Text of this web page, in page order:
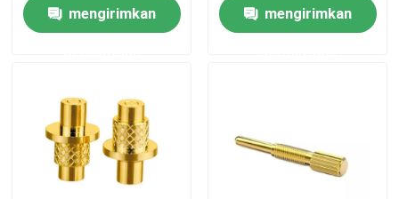
Produk
Wisata pabrik
Kontrol kualitas
mengirimkan
mengirimkan